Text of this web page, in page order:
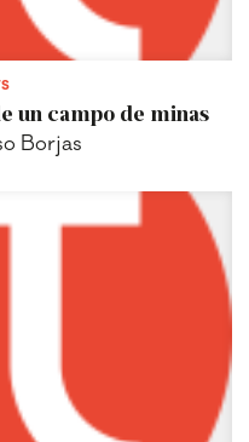
un campo de minas
Borjas